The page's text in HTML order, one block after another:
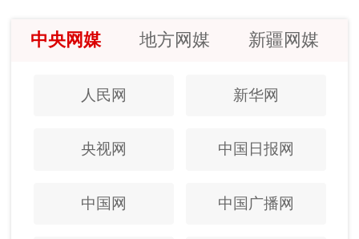
中央网媒 地方网媒 新疆网媒
人民网 新华网
央视网 中国日报网
中国网 中国广播网